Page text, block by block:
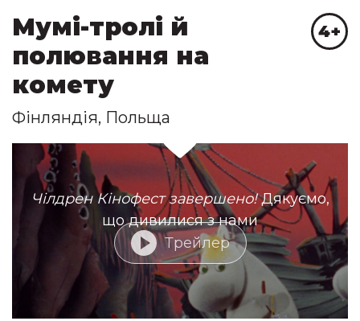
Мумі-тролі й
полювання на
комету
Фінляндія, Польща
4+
Трейлер
Чілдрен Кінофест завершено!Дякуємо,
що дивилися з нами